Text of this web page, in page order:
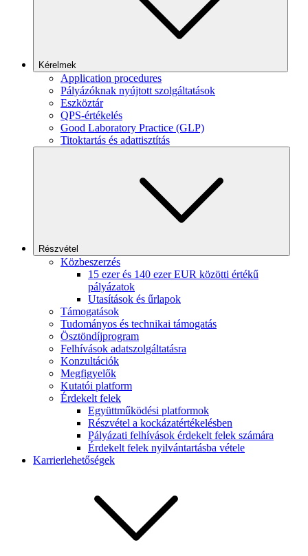
Kérelmek
Application procedures
Pályázóknak nyújtott szolgáltatások
Eszköztár
QPS-értékelés
Good Laboratory Practice (GLP)
Titoktartás és adattisztítás
Részvétel
Közbeszerzés
15 ezer és 140 ezer EUR közötti értékű
pályázatok
Utasítások és űrlapok
Támogatások
Tudományos és technikai támogatás
Ösztöndíjprogram
Felhívások adatszolgáltatásra
Konzultációk
Megfigyelők
Kutatói platform
Érdekelt felek
Együttműködési platformok
Részvétel a kockázatértékelésben
Pályázati felhívások érdekelt felek számára
Érdekelt felek nyilvántartásba vétele
Karrierlehetőségek